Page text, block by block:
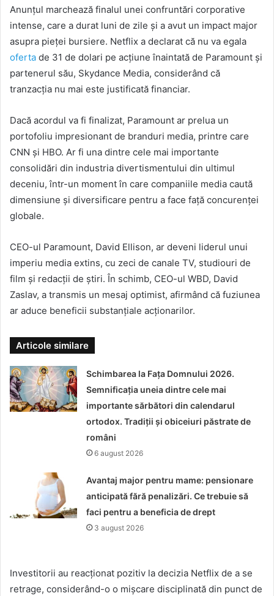
Anunțul marchează finalul unei confruntări corporative
intense, care a durat luni de zile și a avut un impact major
asupra pieței bursiere. Netflix a declarat că nu va egala
oferta de 31 de dolari pe acțiune înaintată de Paramount și
partenerul său, Skydance Media, considerând că
tranzacția nu mai este justificată financiar.
Dacă acordul va fi finalizat, Paramount ar prelua un
portofoliu impresionant de branduri media, printre care
CNN și HBO. Ar fi una dintre cele mai importante
consolidări din industria divertismentului din ultimul
deceniu, într-un moment în care companiile media caută
dimensiune și diversificare pentru a face față concurenței
globale.
CEO-ul Paramount, David Ellison, ar deveni liderul unui
imperiu media extins, cu zeci de canale TV, studiouri de
film și redacții de știri. În schimb, CEO-ul WBD, David
Zaslav, a transmis un mesaj optimist, afirmând că fuziunea
ar aduce beneficii substanțiale acționarilor.
Articole similare
Schimbarea la Fața Domnului 2026.
Semnificația uneia dintre cele mai
importante sărbători din calendarul
ortodox. Tradiții și obiceiuri păstrate de
români
6 august 2026
Avantaj major pentru mame: pensionare
anticipată fără penalizări. Ce trebuie să
faci pentru a beneficia de drept
3 august 2026
Investitorii au reacționat pozitiv la decizia Netflix de a se
retrage, considerând-o o mișcare disciplinată din punct de